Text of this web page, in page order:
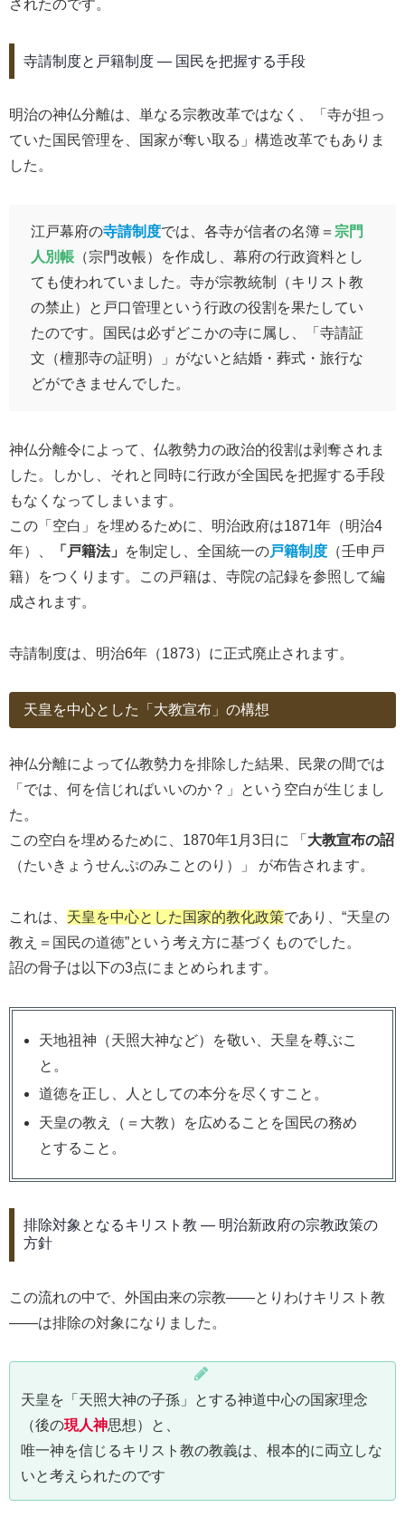
されたのです。
寺請制度と戸籍制度 ― 国民を把握する手段
明治の神仏分離は、単なる宗教改革ではなく、「寺が担っ
ていた国民管理を、国家が奪い取る」構造改革でもありま
した。
江戸幕府の寺請制度では、各寺が信者の名簿＝ 宗門
人別帳 （宗門改帳）を作成し、幕府の行政資料とし
ても使われていました。寺が宗教統制（キリスト教
の禁止）と戸口管理という行政の役割を果たしてい
たのです。国民は必ずどこかの寺に属し、「寺請証
文（檀那寺の証明）」がないと結婚・葬式・旅行な
どができませんでした。
神仏分離令によって、仏教勢力の政治的役割は剥奪されま
した。しかし、それと同時に行政が全国民を把握する手段
もなくなってしまいます。
この「空白」を埋めるために、明治政府は1871年（明治4
年）、
「戸籍法」 を制定し、全国統一の戸籍制度 （壬申戸
籍）をつくります。この戸籍は、寺院の記録を参照して編
成されます。
寺請制度は、明治6年（1873）に正式廃止されます。
天皇を中心とした「大教宣布」の構想
神仏分離によって仏教勢力を排除した結果、民衆の間では
「では、何を信じればいいのか？」という空白が生じまし
た。
この空白を埋めるために、1870年1月3日に 「 大教宣布の詔
（たいきょうせんぷのみことのり）」 が布告されます。
これは、 天皇を中心とした国家的教化政策であり、“天皇の
教え＝国民の道徳”という考え方に基づくものでした。
詔の骨子は以下の3点にまとめられます。
天地祖神（天照大神など）を敬い、天皇を尊ぶこ
と。
道徳を正し、人としての本分を尽くすこと。
天皇の教え（＝大教）を広めることを国民の務め
とすること。
排除対象となるキリスト教 ― 明治新政府の宗教政策の
方針
この流れの中で、外国由来の宗教――とりわけキリスト教
――は排除の対象になりました。
天皇を「天照大神の子孫」とする神道中心の国家理念
（後の現人神思想）と、
唯一神を信じるキリスト教の教義は、根本的に両立しな
いと考えられたのです